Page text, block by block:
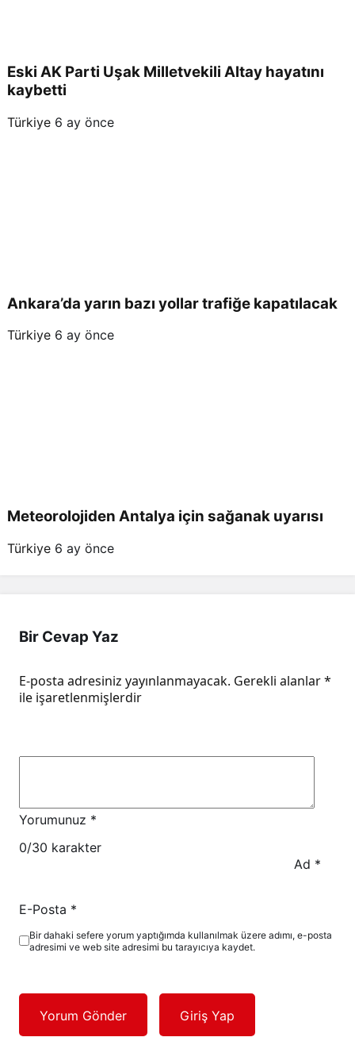
Eski AK Parti Uşak Milletvekili Altay hayatını
kaybetti
Türkiye 6 ay önce
Ankara’da yarın bazı yollar trafiğe kapatılacak
Türkiye 6 ay önce
Meteorolojiden Antalya için sağanak uyarısı
Türkiye 6 ay önce
Bir Cevap Yaz
E-posta adresiniz yayınlanmayacak. Gerekli alanlar*
ile işaretlenmişlerdir
Yorumunuz *
0/30 karakter
Ad *
E-Posta *
Bir dahaki sefere yorum yaptığımda kullanılmak üzere adımı, e-posta
adresimi ve web site adresimi bu tarayıcıya kaydet.
Yorum Gönder Giriş Yap